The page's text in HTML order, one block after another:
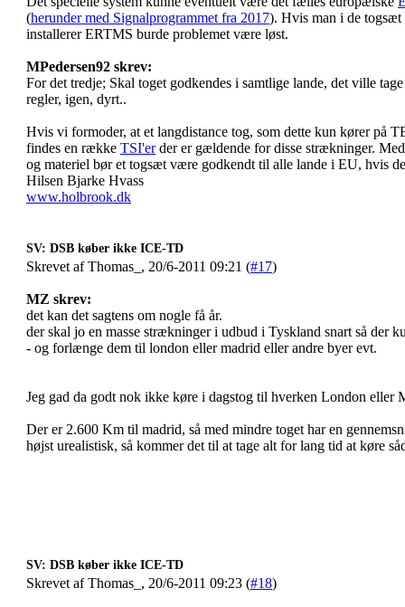
(herunder med Signalprogrammet fra 2017). Hvis man i de togsæt
installerer ERTMS burde problemet være løst.
MPedersen92 skrev:
For det tredje; Skal toget godkendes i samtlige lande, det ville
regler, igen, dyrt..
Hvis vi formoder, at et langdistance tog, som dette kun kører på
findes en række TSI'erder er gældende for disse strækninger.
og materiel bør et togsæt være godkendt til alle lande i EU, hvis
Hilsen Bjarke Hvass
www.holbrook.dk
SV: DSB køber ikke ICE-TD
Skrevet af Thomas_, 20/6-2011 09:21 (#17)
MZ skrev:
det kan det sagtens om nogle få år.
der skal jo en masse strækninger i udbud i Tyskland snart så der
- og forlænge dem til london eller madrid eller andre byer evt.
Jeg gad da godt nok ikke køre i dagstog til hverken London eller
Der er 2.600 Km til madrid, så med mindre toget har en
højst urealistisk, så kommer det til at tage alt for lang tid at køre
SV: DSB køber ikke ICE-TD
Skrevet af Thomas_, 20/6-2011 09:23 (#18)